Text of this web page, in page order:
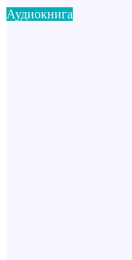
Аудиокнига